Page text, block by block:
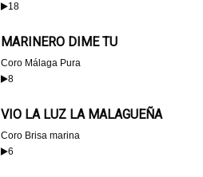
18
MARINERO DIME TU
Coro Málaga Pura
8
VIO LA LUZ LA MALAGUEÑA
Coro Brisa marina
6